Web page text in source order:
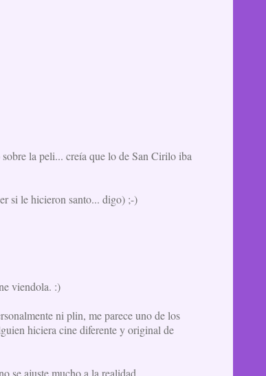
la peli... creía que lo de San Cirilo iba
si le hicieron santo... digo) ;-)
viendola. :)
ni plin, me parece uno de los
hiciera cine diferente y original de
se ajuste mucho a la realidad.